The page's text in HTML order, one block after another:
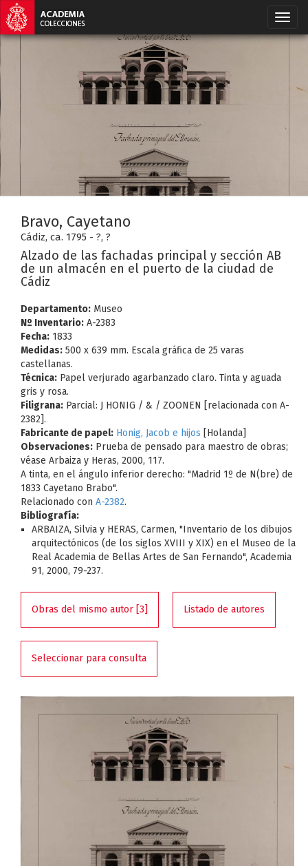
Bravo, Cayetano
Cádiz, ca. 1795 - ?, ?
Alzado de las fachadas principal y sección AB
de un almacén en el puerto de la ciudad de
Cádiz
Departamento: Museo
Nº Inventario: A-2383
Fecha: 1833
Medidas: 500 x 639 mm. Escala gráfica de 25 varas
castellanas.
Técnica: Papel verjurado agarbanzado claro. Tinta y aguada
gris y rosa.
Filigrana: Parcial: J HONIG / & / ZOONEN [relacionada con A-
2382].
Fabricante de papel: Honig, Jacob e hijos [Holanda]
Observaciones: Prueba de pensado para maestro de obras;
véase Arbaiza y Heras, 2000, 117.
A tinta, en el ángulo inferior derecho: "Madrid 1º de N(bre) de
1833 Cayetano Brabo".
Relacionado con A-2382.
Bibliografía:
ARBAIZA, Silvia y HERAS, Carmen, "Inventario de los dibujos
arquitectónicos (de los siglos XVIII y XIX) en el Museo de la
Real Academia de Bellas Artes de San Fernando", Academia
91, 2000, 79-237.
Obras del mismo autor [3] Listado de autores
Seleccionar para consulta